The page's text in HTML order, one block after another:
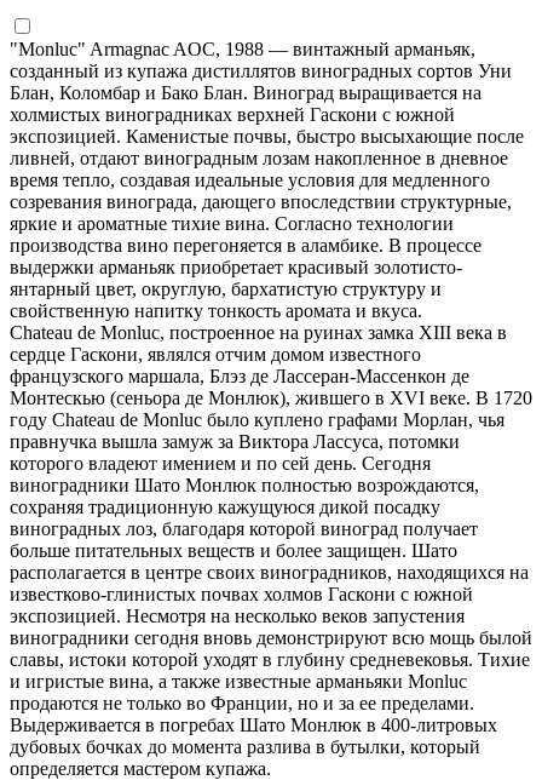
"Monluc" Armagnac AOC, 1988 — винтажный арманьяк,
созданный из купажа дистиллятов виноградных сортов Уни
Блан, Коломбар и Бако Блан. Виноград выращивается на
холмистых виноградниках верхней Гаскони с южной
экспозицией. Каменистые почвы, быстро высыхающие после
ливней, отдают виноградным лозам накопленное в дневное
время тепло, создавая идеальные условия для медленного
созревания винограда, дающего впоследствии структурные,
яркие и ароматные тихие вина. Согласно технологии
производства вино перегоняется в аламбике. В процессе
выдержки арманьяк приобретает красивый золотисто-
янтарный цвет, округлую, бархатистую структуру и
свойственную напитку тонкость аромата и вкуса.
Chateau de Monluc, построенное на руинах замка XIII века в
сердце Гаскони, являлся отчим домом известного
французского маршала, Блэз де Лассеран-Массенкон де
Монтескью (сеньора де Монлюк), жившего в XVI веке. В 1720
году Chateau de Monluc было куплено графами Морлан, чья
правнучка вышла замуж за Виктора Лассуса, потомки
которого владеют имением и по сей день. Сегодня
виноградники Шато Монлюк полностью возрождаются,
сохраняя традиционную кажущуюся дикой посадку
виноградных лоз, благодаря которой виноград получает
больше питательных веществ и более защищен. Шато
располагается в центре своих виноградников, находящихся на
известково-глинистых почвах холмов Гаскони с южной
экспозицией. Несмотря на несколько веков запустения
виноградники сегодня вновь демонстрируют всю мощь былой
славы, истоки которой уходят в глубину средневековья. Тихие
и игристые вина, а также известные арманьяки Monluc
продаются не только во Франции, но и за ее пределами.
Выдерживается в погребах Шато Монлюк в 400-литровых
дубовых бочках до момента разлива в бутылки, который
определяется мастером купажа.